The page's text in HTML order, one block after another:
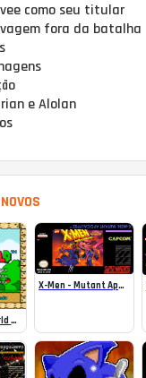
como seu titular
fora da batalha
e Alolan
Super Mario World SA-1 Online
X-Men – Mutant Apocalypse Rebalanced Online